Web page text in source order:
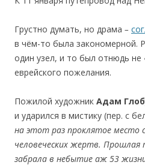
Грустно думать, но драма –
в чём-то была закономерной.
один узел, и то был отнюдь не
еврейского пожелания.
Пожилой художник Адам
и ударился в мистику (пер. с
на этот раз проклятое место
человеческих жертв. Прошлая
забрала в небытие аж 53